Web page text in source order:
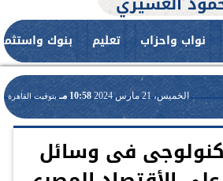
نواب واحزاب تعليم بنوك
الخميس، 21 مارس 2024 10:58 مـ بتوقيت القاهرة
فى وسائل